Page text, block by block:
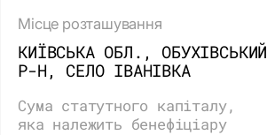
Місце розташування
КИЇВСЬКА ОБЛ., ОБУХІВСЬКИЙ
Р-Н, СЕЛО ІВАНІВКА
Сума статутного капіталу,
яка належить бенефіціару